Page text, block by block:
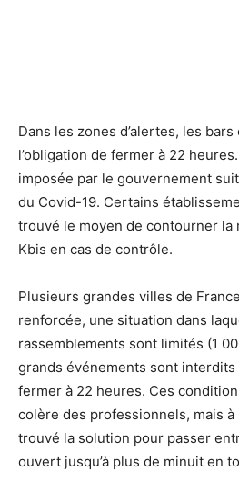
Dans les zones d’alertes, les
l’obligation de fermer à 22
imposée par le gouvernement
du Covid-19. Certains
trouvé le moyen de contourner
Kbis en cas de contrôle.
Plusieurs grandes villes de
renforcée, une situation dans
rassemblements sont limités (1
grands événements sont
fermer à 22 heures. Ces
colère des professionnels, mais
trouvé la solution pour passer
ouvert jusqu’à plus de minuit en